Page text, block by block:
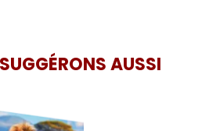
AUSSI